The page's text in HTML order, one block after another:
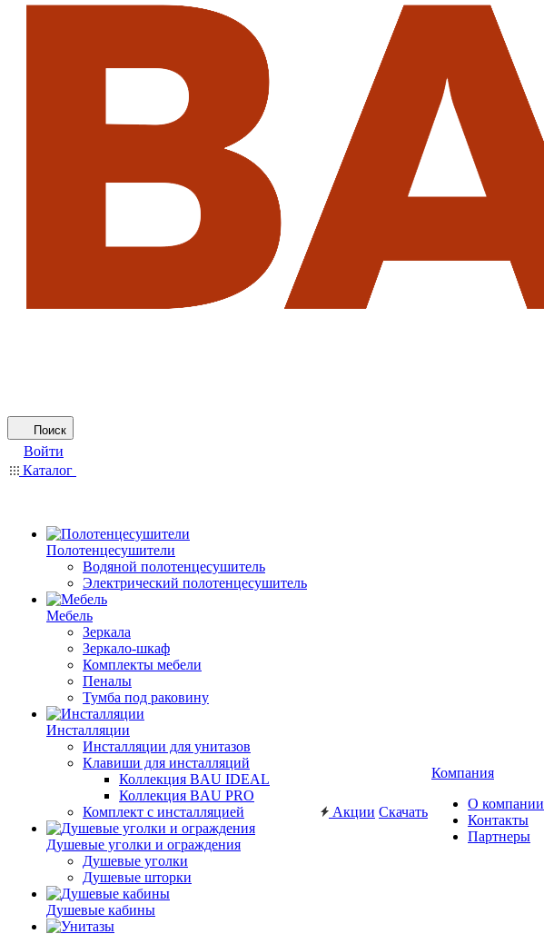
Поиск
Войти
Каталог
Полотенцесушители
Водяной полотенцесушитель
Электрический полотенцесушитель
Мебель
Зеркала
Зеркало-шкаф
Комплекты мебели
Пеналы
Тумба под раковину
Инсталляции
Инсталляции для унитазов
Клавиши для инсталляций
Коллекция BAU IDEAL
Коллекция BAU PRO
Комплект с инсталляцией
Душевые уголки и ограждения
Душевые уголки
Душевые шторки
Душевые кабины
Акции Скачать
Компания
О компании
Контакты
Партнеры